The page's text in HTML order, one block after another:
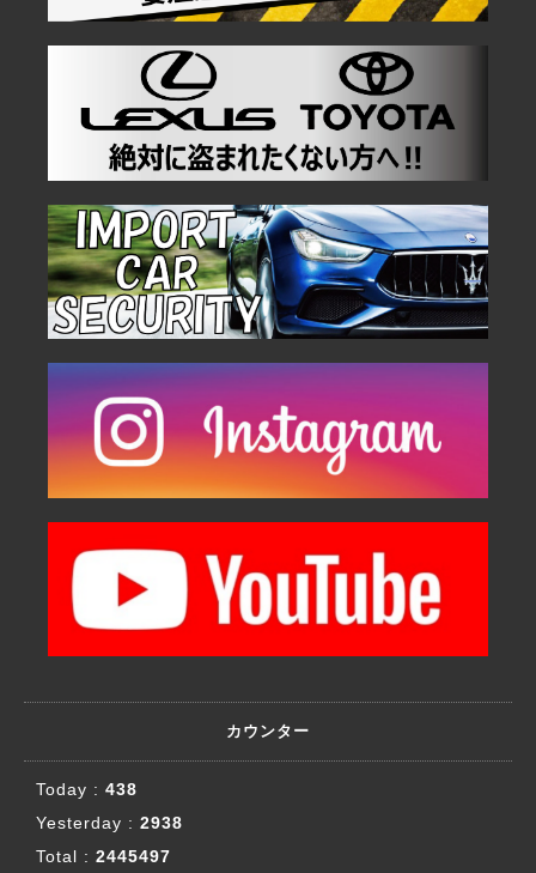
カウンター
Today : 438
Yesterday : 2938
Total : 2445497